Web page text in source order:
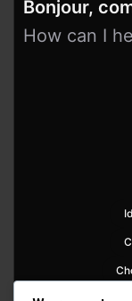
Bonjour,
How can I